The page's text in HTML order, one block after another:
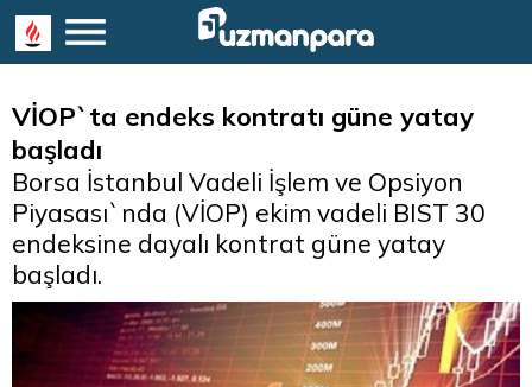
VİOP`ta endeks kontratı güne yatay
başladı
Borsa İstanbul Vadeli İşlem ve Opsiyon
Piyasası`nda (VİOP) ekim vadeli BIST 30
endeksine dayalı kontrat güne yatay
başladı.